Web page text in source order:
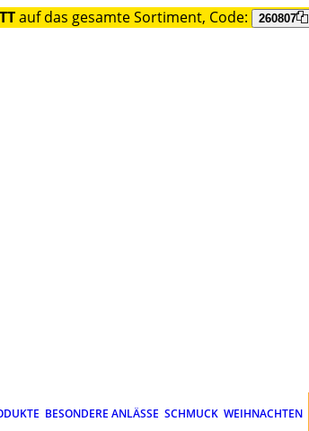
auf das gesamte Sortiment, Code: 260807
BESONDERE ANLÄSSE SCHMUCK WEIHNACHTEN